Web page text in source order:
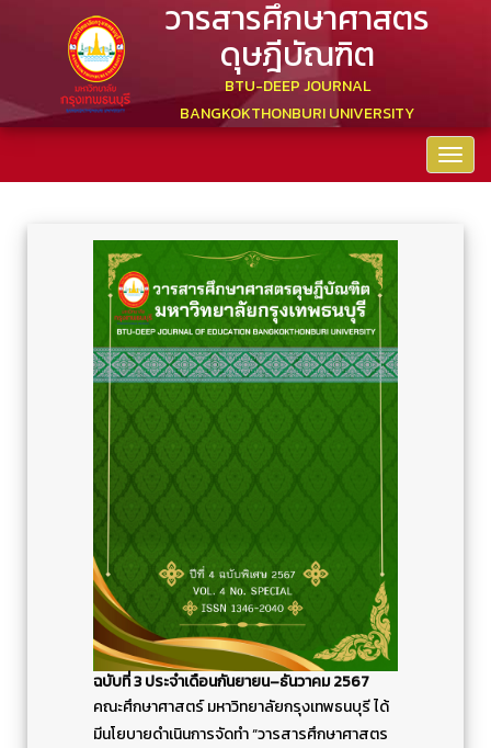
วารสารศึกษาศาสตร
ดุษฎีบัณฑิต
BTU-DEEP JOURNAL
BANGKOKTHONBURI UNIVERSITY
ฉบับที่ 3 ประจำเดือนกันยายน–ธันวาคม 2567
คณะศึกษาศาสตร์ มหาวิทยาลัยกรุงเทพธนบุรี ได้
มีนโยบายดําเนินการจัดทํา “วารสารศึกษาศาสตร